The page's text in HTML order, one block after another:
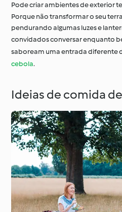
Pode criar ambientes de exterior
Porque não transformar o seu
pendurando algumas luzes e
convidados conversar enquanto
saboream uma entrada diferente
cebola.
Ideias de comida